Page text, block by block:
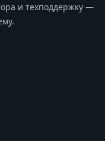
и техподдержку —